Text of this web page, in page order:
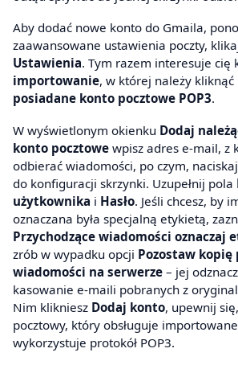
Aby dodać nowe konto do Gmaila,
zaawansowane ustawienia poczty,
Ustawienia. Tym razem interesuje cię
importowanie, w której należy kliknąć
posiadane konto pocztowe POP3.
W wyświetlonym okienku Dodaj
konto pocztowe wpisz adres e-mail, z
odbierać wiadomości, po czym,
do konfiguracji skrzynki. Uzupełnij pola
użytkownika i Hasło. Jeśli chcesz, by
oznaczana była specjalną etykietą,
Przychodzące wiadomości oznaczaj
zrób w wypadku opcji Pozostaw kopię
wiadomości na serwerze – jej
kasowanie e-maili pobranych z
Nim klikniesz Dodaj konto, upewnij
pocztowy, który obsługuje
wykorzystuje protokół POP3.